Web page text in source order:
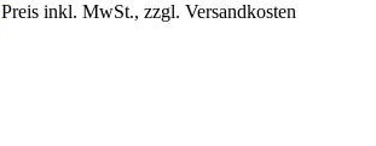
Preis inkl. MwSt., zzgl. Versandkosten